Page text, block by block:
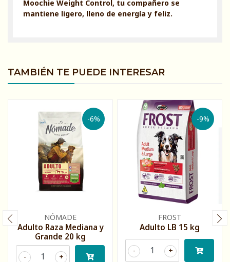
Moochie Weight Control, tu compañero se
mantiene ligero, lleno de energía y feliz.
TAMBIÉN TE PUEDE INTERESAR
-6%
NÓMADE
Adulto Raza Mediana y
Grande 20 kg
+
-
-9%
FROST
Adulto LB 15 kg
+
-